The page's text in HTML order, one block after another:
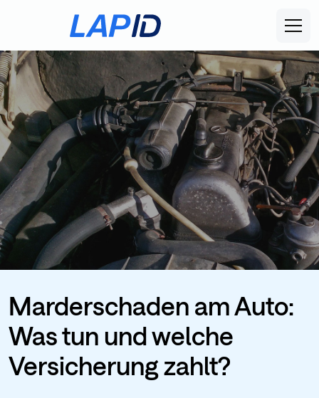
Marderschaden am Auto:
Was tun und welche
Versicherung zahlt?